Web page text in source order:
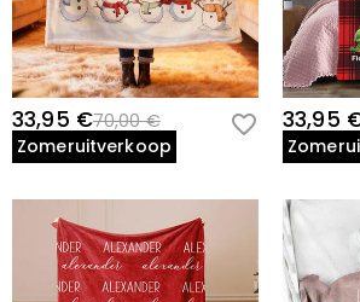
33,95 €70,00 €
Zomeruitverkoop
33,95